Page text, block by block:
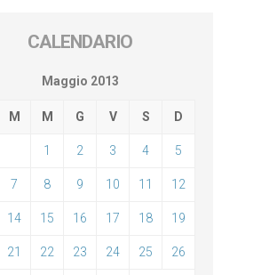
CALENDARIO
Maggio 2013
M M G V S D
1 2 3 4 5
7 8 9 10 11 12
14 15 16 17 18 19
21 22 23 24 25 26